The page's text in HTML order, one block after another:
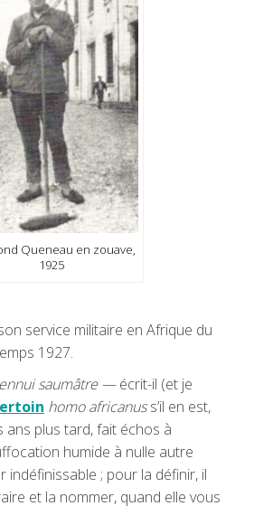
Queneau en zouave,
1925
service militaire en Afrique du
1927.
saumâtre —écrit-il (et je
homo africanuss’il en est,
ans plus tard, fait échos à
humide à nulle autre
indéfinissable ; pour la définir, il
et la nommer, quand elle vous